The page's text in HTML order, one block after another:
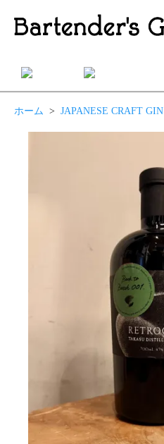
ホーム > JAPANESE CRAFT GIN